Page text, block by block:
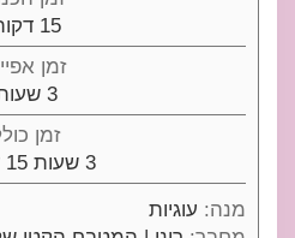
15 דקות
זמן
3שעות
זמן
3שעות
שעות 15
מנה: עוגיות